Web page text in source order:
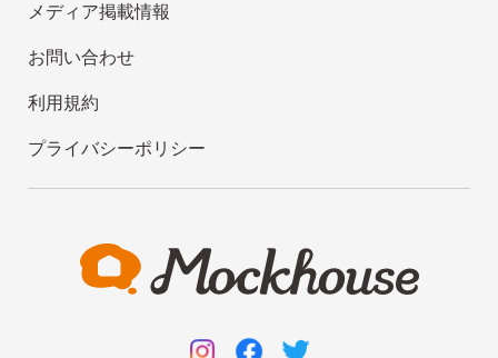
メディア掲載情報
お問い合わせ
利用規約
プライバシーポリシー